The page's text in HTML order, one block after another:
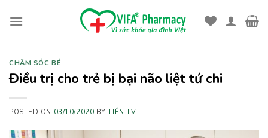
CHĂM SÓC BÉ
Điều trị cho trẻ bị bại não liệt tứ chi
POSTED ON 03/10/2020 BYTIÊN TV